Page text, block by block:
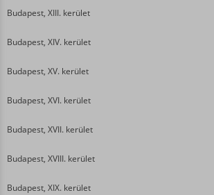
Budapest, XIII. kerület
Budapest, XIV. kerület
Budapest, XV. kerület
Budapest, XVI. kerület
Budapest, XVII. kerület
Budapest, XVIII. kerület
Budapest, XIX. kerület